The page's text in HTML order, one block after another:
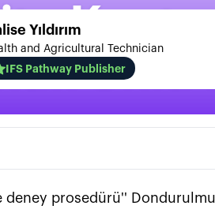
Yıldırım
and Agricultural Technician
IFS Pathway PublisherUnlu
deney prosedürü''